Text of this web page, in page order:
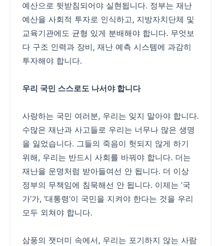
예산으로 뒷받침되어야 실현됩니다. 정부는 재난
예산을 사회적 투자로 인식하고, 지방자치단체 및
교육기관에도 균형 있게 분배해야 합니다. 무엇보
다 구조 인력과 장비, 재난 예측 시스템에 과감히
투자해야 합니다.
우리 국민 스스로도 나서야 합니다
사랑하는 국민 여러분, 우리는 잊지 말아야 합니다.
수많은 재난과 사고들로 우리는 너무나 많은 생명
을 잃었습니다. 그들의 죽음이 헛되지 않게 하기
위해, 우리는 반드시 사회를 바꿔야 합니다. 더는
재난을 운명처럼 받아들여선 안 됩니다. 더 이상
정부의 무책임에 침묵해선 안 됩니다. 이제는 ‘국
가’가, ‘대통령’이 국민을 지켜야 한다는 것을 우리
모두 외쳐야 합니다.
삼풍의 잿더미 속에서, 우리는 포기하지 않는 사람